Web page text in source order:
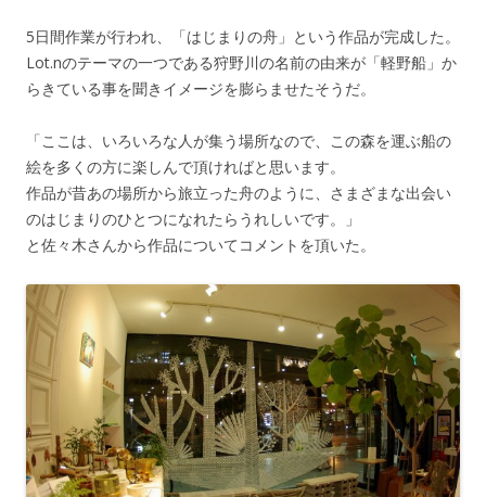
5日間作業が行われ、「はじまりの舟」という作品が完成した。
Lot.nのテーマの一つである狩野川の名前の由来が「軽野船」か
らきている事を聞きイメージを膨らませたそうだ。
「ここは、いろいろな人が集う場所なので、この森を運ぶ船の
絵を多くの方に楽しんで頂ければと思います。
作品が昔あの場所から旅立った舟のように、さまざまな出会い
のはじまりのひとつになれたらうれしいです。」
と佐々木さんから作品についてコメントを頂いた。